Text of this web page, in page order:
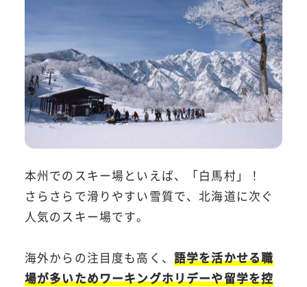
本州でのスキー場といえば、「白馬村」！
さらさらで滑りやすい雪質で、北海道に次ぐ
人気のスキー場です。
海外からの注目度も高く、 語学を活かせる職
場が多いためワーキングホリデーや留学を控